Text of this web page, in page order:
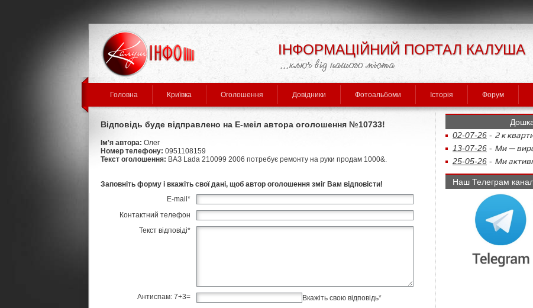
ІНФОРМАЦІЙНИЙ ПОРТАЛ КАЛУША
Головна Криївка Оголошення Довідники Фотоальбоми Історія Форум
Відповідь буде відправлено на Е-меіл автора оголошення №10733!
Ім'я автора: Олег
Номер телефону: 0951108159
Текст оголошення: ВАЗ Lada 210099 2006 потребує ремонту на руки продам 1000&.
Заповніть форму і вкажіть свої дані, щоб автор оголошення зміг Вам відповісти!
E-mail *
Контактний телефон
Текст відповіді*
Антиспам: 7+3= Вкажіть свою відповідь*
02-07-26 - 2 к
13-07-26 - Ми —
25-05-26 - Ми
Наш Телеграм